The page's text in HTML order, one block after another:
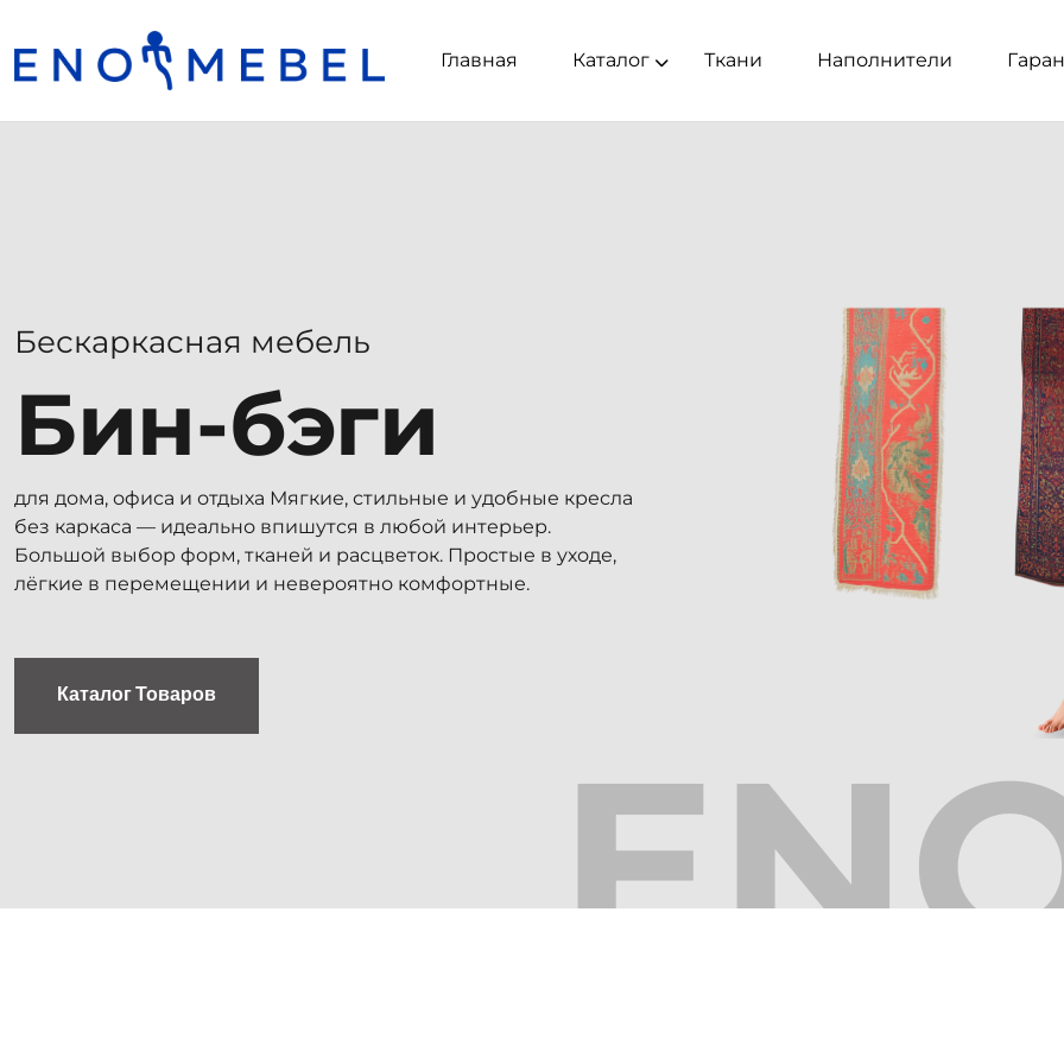
Главная Каталог Ткани Наполнители
Бескаркасная мебель
Бин-бэги
для дома, офиса и отдыха Мягкие, стильные и удобные кресла
без каркаса — идеально впишутся в любой интерьер.
Большой выбор форм, тканей и расцветок. Простые в уходе,
лёгкие в перемещении и невероятно комфортные.
Каталог Товаров